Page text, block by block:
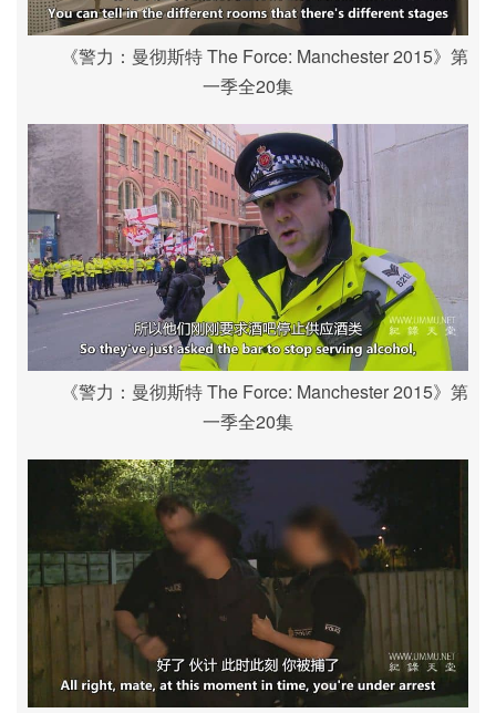
《警力：曼彻斯特 The Force: Manchester 2015》第
一季全20集
《警力：曼彻斯特 The Force: Manchester 2015》第
一季全20集